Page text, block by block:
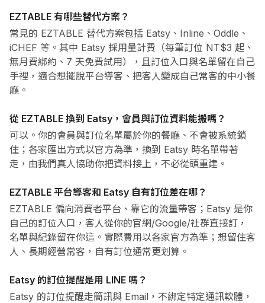
EZTABLE 有哪些替代方案？
常見的 EZTABLE 替代方案包括 Eatsy、Inline、Oddle、
iCHEF 等。其中 Eatsy 採用量計費（每筆訂位 NT$3 起、
無月費綁約、7 天免費試用），且訂位入口與名單留在自己
手裡，適合想擺脫平台導客、把客人變成自己常客的中小餐
廳。
從 EZTABLE 換到 Eatsy，會員與訂位資料能搬嗎？
可以。你的會員與訂位名單屬於你的餐廳、不會被系統鎖
住；各家匯出方式以官方為準，換到 Eatsy 時名單帶著
走，由我們真人協助你把資料接上，不必從頭重建。
EZTABLE 平台導客和 Eatsy 自有訂位差在哪？
EZTABLE 偏向消費者平台、靠它的流量帶客；Eatsy 是你
自己的訂位入口，客人從你的官網/Google/社群直接訂，
名單與紀錄留在你這。實際費用以各家官方為準；想留住客
人、長期經營常客，自有訂位通常更划算。
Eatsy 的訂位提醒是用 LINE 嗎？
Eatsy 的訂位提醒走簡訊與 Email，不綁定特定通訊軟體，